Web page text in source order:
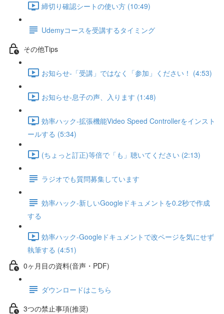
締切り確認シートの使い方 (10:49)
Udemyコースを受講するタイミング
その他Tips
お知らせ-「受講」ではなく「参加」ください！ (4:53)
お知らせ-息子の声、入ります (1:48)
効率ハック-拡張機能Video Speed Controllerをインスト
ールする (5:34)
(ちょっと訂正)等倍で「も」聴いてください (2:13)
ラジオでも質問募集しています
効率ハック-新しいGoogleドキュメントを0.2秒で作成
する
効率ハック-Googleドキュメントで改ページを気にせず
執筆する (4:51)
0ヶ月目の資料(音声・PDF)
ダウンロードはこちら
3つの禁止事項(推奨)